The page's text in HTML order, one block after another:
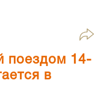
поездом 14-
в